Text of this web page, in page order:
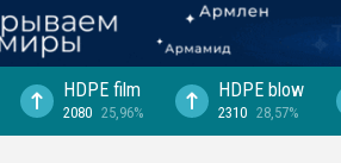
HDPE film
2080 25,96%
HDPE blow
2310 28,57%